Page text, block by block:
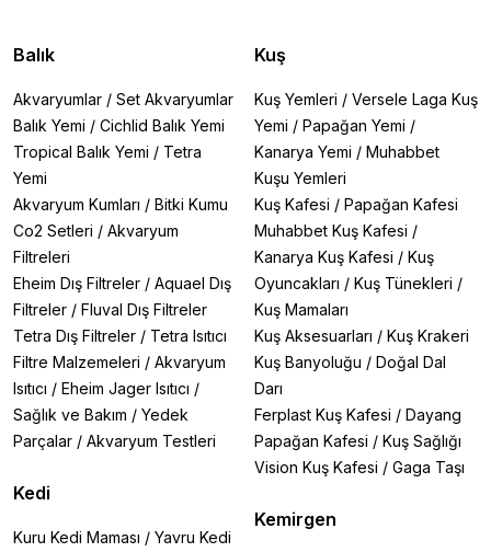
Balık
Akvaryumlar / Set Akvaryumlar
Balık Yemi / Cichlid Balık Yemi
Tropical Balık Yemi / Tetra
Yemi
Akvaryum Kumları / Bitki Kumu
Co2 Setleri / Akvaryum
Filtreleri
Eheim Dış Filtreler / Aquael Dış
Filtreler / Fluval Dış Filtreler
Tetra Dış Filtreler / Tetra Isıtıcı
Filtre Malzemeleri / Akvaryum
Isıtıcı / Eheim Jager Isıtıcı /
Sağlık ve Bakım / Yedek
Parçalar / Akvaryum Testleri
Kedi
Kuru Kedi Maması / Yavru Kedi
Kuş
Kuş Yemleri / Versele Laga Kuş
Yemi / Papağan Yemi /
Kanarya Yemi / Muhabbet
Kuşu Yemleri
Kuş Kafesi / Papağan Kafesi
Muhabbet Kuş Kafesi /
Kanarya Kuş Kafesi / Kuş
Oyuncakları / Kuş Tünekleri /
Kuş Mamaları
Kuş Aksesuarları / Kuş Krakeri
Kuş Banyoluğu / Doğal Dal
Darı
Ferplast Kuş Kafesi / Dayang
Papağan Kafesi / Kuş Sağlığı
Vision Kuş Kafesi / Gaga Taşı
Kemirgen